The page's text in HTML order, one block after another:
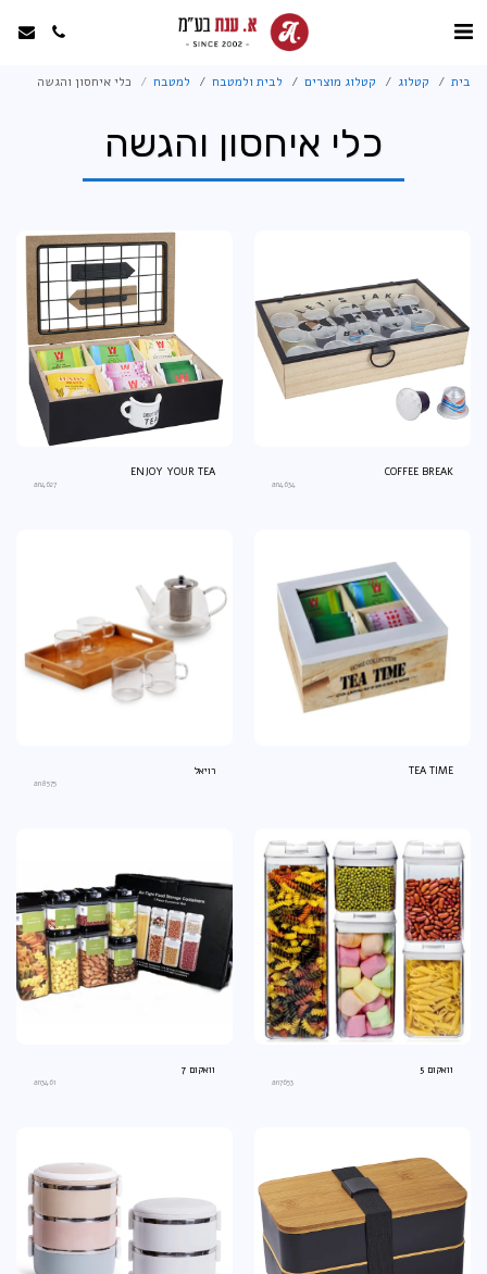
בית קטלוג קטלוג מוצרים לבית ולמטבח למטבח כלי איחסון והגשה
כלי איחסון והגשה
COFFEE BREAK
an4634
ENJOY YOUR TEA
an4627
TEA TIME רויאל
an8575
וואקום 5
an7653
וואקום 7
an3461